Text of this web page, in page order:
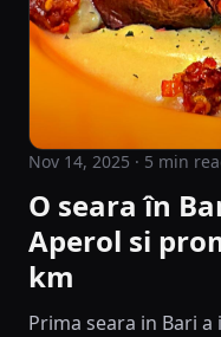
Nov 14, 2025 · 5 min
O seara în
Aperol si
km
Prima seara in Bari